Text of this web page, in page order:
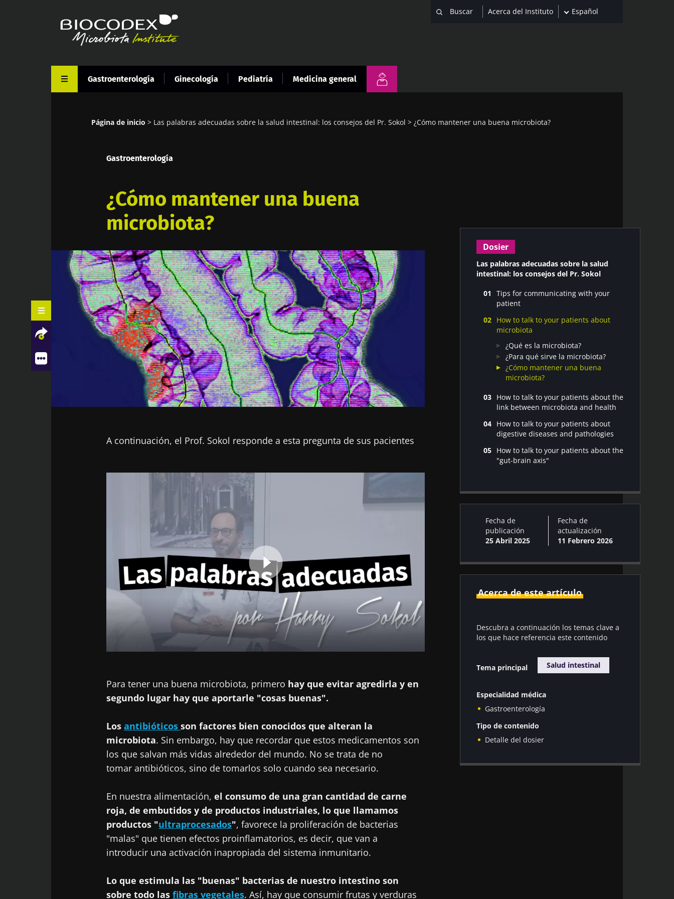
Acerca del Instituto Español
Gastroenterología Ginecología Pediatría Medicina general
navegación
Página de inicio Las palabras adecuadas sobre la salud intestinal: los consejos del Pr. Sokol ¿Cómo mantener una buena microbiota?
Gastroenterología
¿Cómo mantener una buena
microbiota?
LinkedIn
Mail
Contenidos relacionados
A continuación, el Prof. Sokol responde a esta pregunta de sus pacientes
Para tener una buena microbiota, primero hay que evitar agredirla y en
segundo lugar hay que aportarle "cosas buenas".
Los antibióticos son factores bien conocidos que alteran la
microbiota. Sin embargo, hay que recordar que estos medicamentos son
los que salvan más vidas alrededor del mundo. No se trata de no
tomar antibióticos, sino de tomarlos solo cuando sea necesario.
En nuestra alimentación, el consumo de una gran cantidad de carne
roja, de embutidos y de productos industriales, lo que llamamos
productos "ultraprocesados", favorece la proliferación de bacterias
"malas" que tienen efectos proinflamatorios, es decir, que van a
introducir una activación inapropiada del sistema inmunitario.
Lo que estimula las "buenas" bacterias de nuestro intestino son
sobre todo las fibras vegetales. Así, hay que consumir frutas y verduras
Dosier
Las palabras adecuadas sobre la salud
intestinal: los consejos del Pr. Sokol
Tips for communicating with your
patient
por Harry Sokol
How to talk to your patients about
microbiota
¿Qué es la microbiota?
¿Para qué sirve la microbiota?
¿Cómo mantener una buena
microbiota?
How to talk to your patients about the
link between microbiota and health
un papel?
¿La microbiota juega un papel en el
buen funcionamiento de mi sistema
inmunitario ?
How to talk to your patients about
digestive diseases and pathologies
¿Qué alimentos comer para tener un
tránsito intestinal más regular?
antibióticos?
How to talk to your patients about the
"gut-brain axis"
¿Cómo actúa la microbiota intestinal
sobre el cerebro?
enfermedades neuropsiquiátricas?
Fecha de
publicación
25 Abril 2025
Fecha de
actualización
11 Febrero 2026
Acerca de este artículo
Descubra a continuación los temas clave a
los que hace referencia este contenido
Tema principal Salud intestinal
Especialidad médica
Gastroenterología
Tipo de contenido
Detalle del dosier